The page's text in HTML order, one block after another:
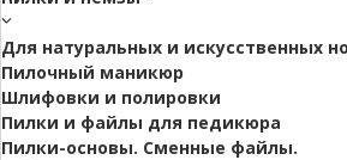
Для натуральных и искусственных
Пилочный маникюр
Шлифовки и полировки
Пилки и файлы для педикюра
Пилки-основы. Сменные файлы.